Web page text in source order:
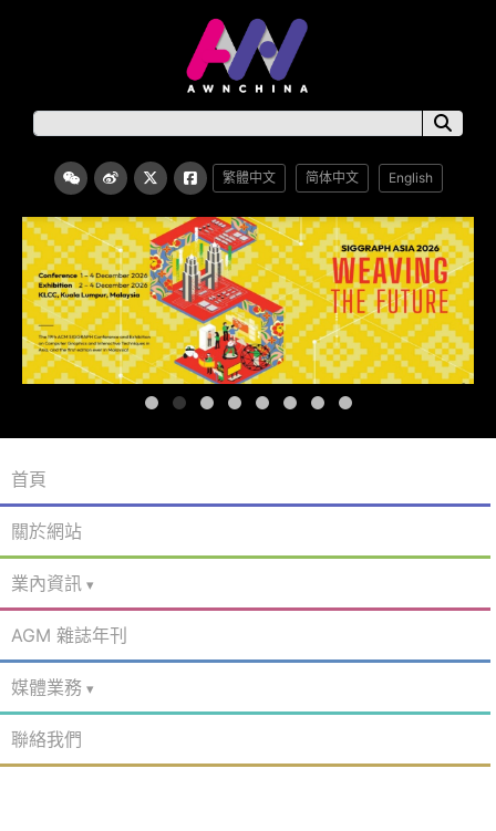
繁體中文 简体中文 English
首頁
關於網站
業內資訊
AGM 雜誌年刊
媒體業務
聯絡我們